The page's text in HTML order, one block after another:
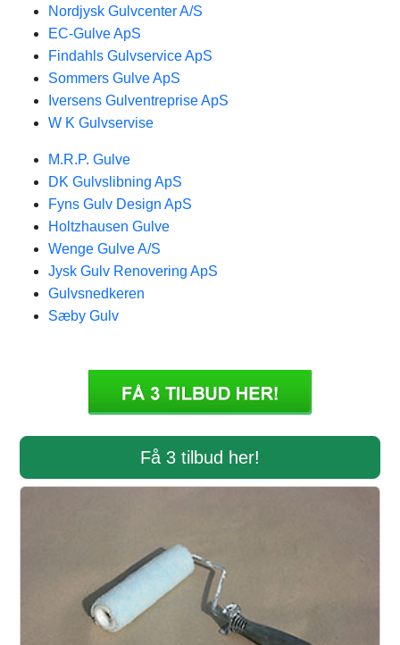
Nordjysk Gulvcenter A/S
EC-Gulve ApS
Findahls Gulvservice ApS
Sommers Gulve ApS
Iversens Gulventreprise ApS
W K Gulvservise
M.R.P. Gulve
DK Gulvslibning ApS
Fyns Gulv Design ApS
Holtzhausen Gulve
Wenge Gulve A/S
Jysk Gulv Renovering ApS
Gulvsnedkeren
Sæby Gulv
Få 3 tilbud her!